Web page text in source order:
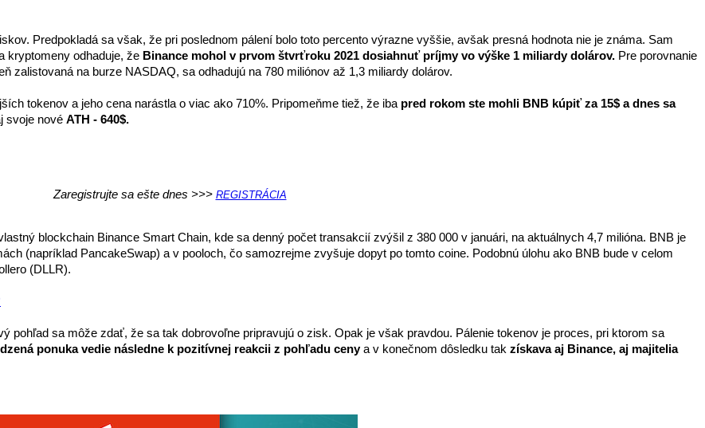
Predpokladá sa však, že pri poslednom pálení bolo toto percento výrazne vyššie, avšak presná hodnota nie je známa. Sam
kryptomeny odhaduje, že Binance mohol v prvom štvrťroku 2021 dosiahnuť príjmy vo výške 1 miliardy dolárov. Pre porovnanie
zalistovaná na burze NASDAQ, sa odhadujú na 780 miliónov až 1,3 miliardy dolárov.
tokenov a jeho cena narástla o viac ako 710%. Pripomeňme tiež, že iba pred rokom ste mohli BNB kúpiť za 15$ a dnes sa
svoje nové ATH - 640$.
Zaregistrujte sa ešte dnes >>> REGISTRÁCIA
blockchain Binance Smart Chain, kde sa denný počet transakcií zvýšil z 380 000 v januári, na aktuálnych 4,7 milióna. BNB je
(napríklad PancakeSwap) a v pooloch, čo samozrejme zvyšuje dopyt po tomto coine. Podobnú úlohu ako BNB bude v celom
(DLLR).
pohľad sa môže zdať, že sa tak dobrovoľne pripravujú o zisk. Opak je však pravdou. Pálenie tokenov je proces, pri ktorom sa
ponuka vedie následne k pozitívnej reakcii z pohľadu ceny a v konečnom dôsledku tak získava aj Binance, aj majitelia